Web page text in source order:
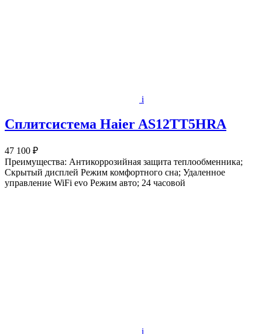
i
Сплитсистема Haier AS12TT5HRA
47 100 ₽
Преимущества: Антикоррозийная защита теплообменника;
Скрытый дисплей Режим комфортного сна; Удаленное
управление WiFi evo Режим авто; 24 часовой
i